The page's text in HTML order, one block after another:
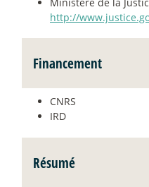
http://
Financement
CNRS
IRD
Résumé